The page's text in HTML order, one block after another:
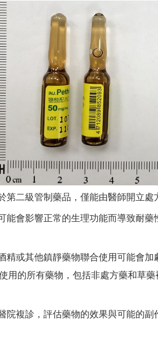
第二級管制藥品，僅能由醫師開立處
能會影響正常的生理功能而導致耐
精或其他鎮靜藥物聯合使用可能會
用的所有藥物，包括非處方藥和草藥
院複診，評估藥物的效果與可能的